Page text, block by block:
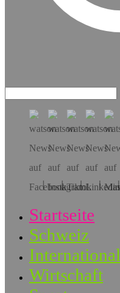
Startseite
Schweiz
International
Wirtschaft